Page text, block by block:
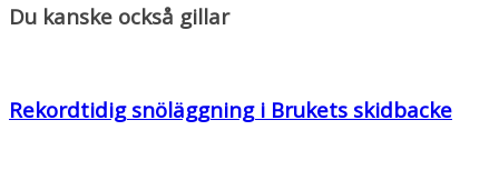
Du kanske också gillar
Rekordtidig snöläggning i Brukets skidbacke